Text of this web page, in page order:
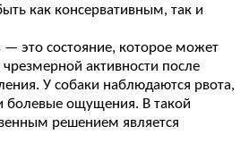
как консервативным, так и
— это состояние, которое может
чрезмерной активности после
У собаки наблюдаются рвота,
болевые ощущения. В такой
решением является